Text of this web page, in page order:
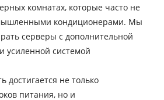
комнатах, которые часто не
кондиционерами. Мы
серверы с дополнительной
усиленной системой
достигается не только
питания, но и